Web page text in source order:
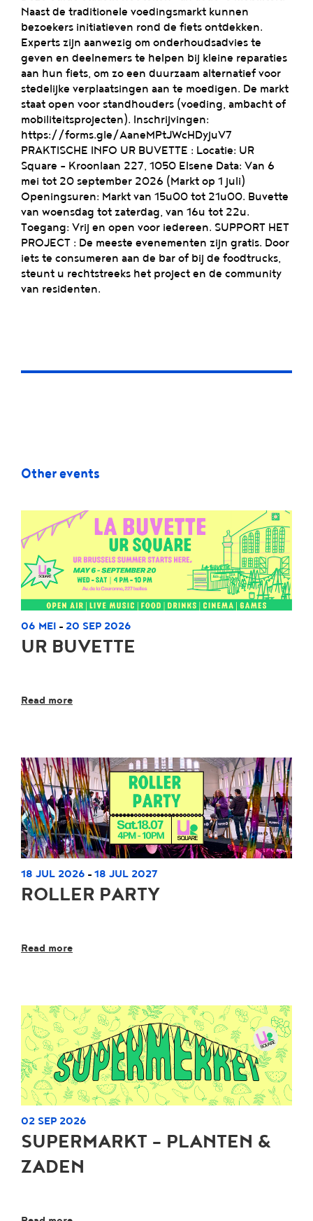
Naast de traditionele voedingsmarkt kunnen
bezoekers initiatieven rond de fiets ontdekken.
Experts zijn aanwezig om onderhoudsadvies te
geven en deelnemers te helpen bij kleine reparaties
aan hun fiets, om zo een duurzaam alternatief voor
stedelijke verplaatsingen aan te moedigen. De markt
staat open voor standhouders (voeding, ambacht of
mobiliteitsprojecten). Inschrijvingen:
https://forms.gle/AaneMPtJWcHDyjuV7
PRAKTISCHE INFO UR BUVETTE : Locatie: UR
Square – Kroonlaan 227, 1050 Elsene Data: Van 6
mei tot 20 september 2026 (Markt op 1 juli)
Openingsuren: Markt van 15u00 tot 21u00. Buvette
van woensdag tot zaterdag, van 16u tot 22u.
Toegang: Vrij en open voor iedereen. SUPPORT HET
PROJECT : De meeste evenementen zijn gratis. Door
iets te consumeren aan de bar of bij de foodtrucks,
steunt u rechtstreeks het project en de community
van residenten.
Other events
06 MEI - 20 SEP 2026
UR BUVETTE
Read more
18 JUL 2026 - 18 JUL 2027
ROLLER PARTY
Read more
02 SEP 2026
SUPERMARKT - PLANTEN &
ZADEN